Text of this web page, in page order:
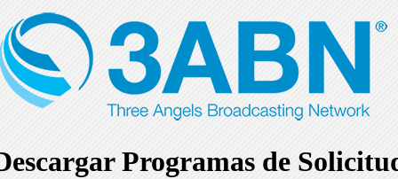
Programas de